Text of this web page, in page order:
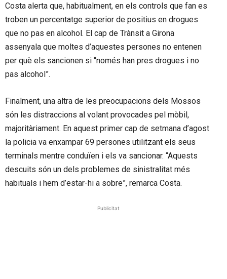
Costa alerta que, habitualment, en els controls que fan es
troben un percentatge superior de positius en drogues
que no pas en alcohol. El cap de Trànsit a Girona
assenyala que moltes d’aquestes persones no entenen
per què els sancionen si “només han pres drogues i no
pas alcohol”.
Finalment, una altra de les preocupacions dels Mossos
són les distraccions al volant provocades pel mòbil,
majoritàriament. En aquest primer cap de setmana d’agost
la policia va enxampar 69 persones utilitzant els seus
terminals mentre conduïen i els va sancionar. “Aquests
descuits són un dels problemes de sinistralitat més
habituals i hem d’estar-hi a sobre”, remarca Costa.
Publicitat